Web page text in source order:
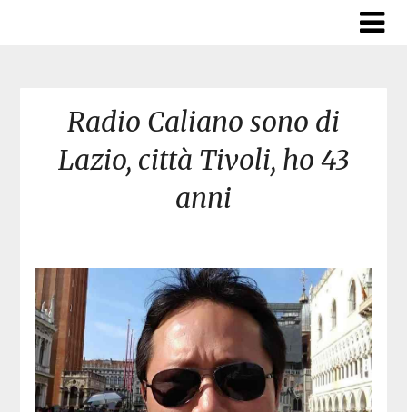
Radio Caliano sono di
Lazio, città Tivoli, ho 43
anni